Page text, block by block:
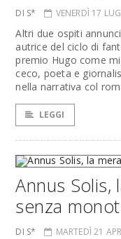
DI S* VENERDÌ 17
Altri due ospiti
autrice del ciclo di
premio Hugo come
ceco, poeta e
nella narrativa col
LEGGI
Annus Solis,
senza
DI S* MARTEDÌ 21